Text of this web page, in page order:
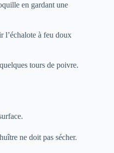
en gardant une
l’échalote à feu doux
tours de poivre.
ne doit pas sécher.